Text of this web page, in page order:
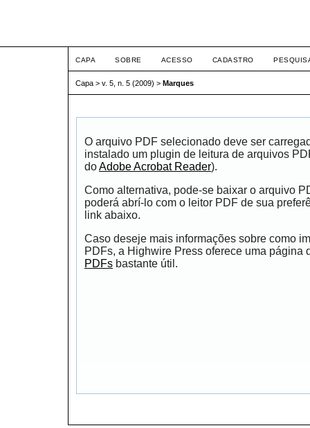
CAPA SOBRE ACESSO CADASTRO
Capa > v. 5, n. 5 (2009) > Marques
O arquivo PDF selecionado deve ser
instalado um plugin de leitura de arquivos
doAdobe Acrobat Reader).
Como alternativa, pode-se baixar o arquivo
poderá abrí-lo com o leitor PDF de sua
link abaixo.
Caso deseje mais informações sobre como
PDFs, a Highwire Press oferece uma página
PDFs bastante útil.